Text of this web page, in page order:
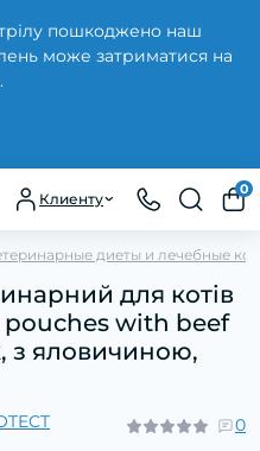
пошкоджено наш
може затриматися на
Клиенту
0
диеты и лечебные
для котів
with beef
з яловичиною,
0